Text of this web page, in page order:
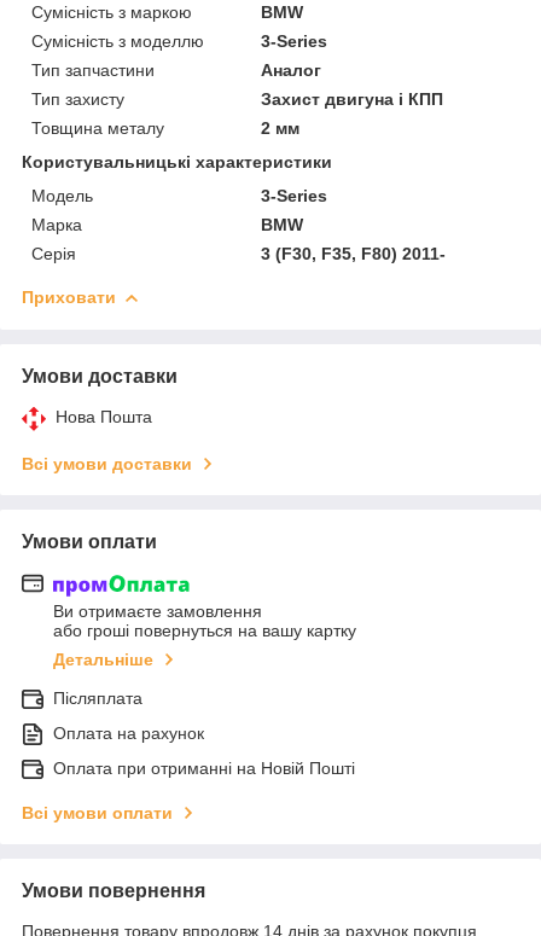
Сумісність з маркою
BMW
Сумісність з моделлю
3-Series
Тип запчастини
Аналог
Тип захисту
Захист двигуна і КПП
Товщина металу
2 мм
Користувальницькі характеристики
Мoдель
3-Series
Марка
BMW
Серія
3 (F30, F35, F80) 2011-
Приховати
Умови доставки
Нова Пошта
Всі умови доставки
Умови оплати
Ви отримаєте замовлення
або гроші повернуться на вашу картку
Детальніше
Післяплата
Оплата на рахунок
Оплата при отриманні на Новій Пошті
Всі умови оплати
Умови повернення
Повернення товару впродовж 14 днів за рахунок покупця